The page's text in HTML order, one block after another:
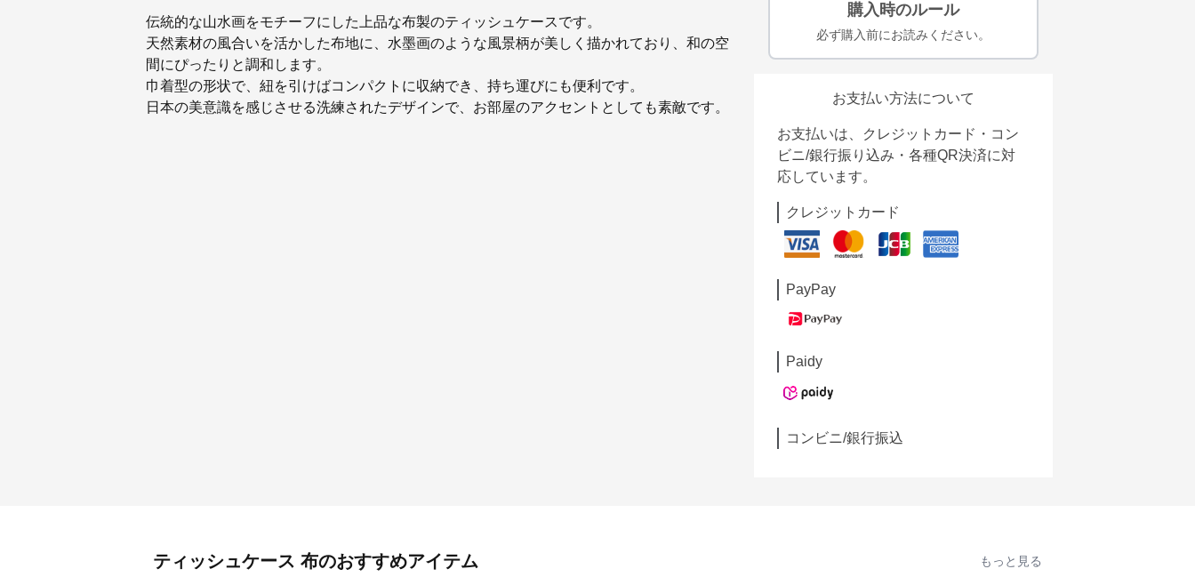
伝統的な山水画をモチーフにした上品な布製のティッシュケースです。
天然素材の風合いを活かした布地に、水墨画のような風景柄が美しく描かれており、和の空
間にぴったりと調和します。
巾着型の形状で、紐を引けばコンパクトに収納でき、持ち運びにも便利です。
日本の美意識を感じさせる洗練されたデザインで、お部屋のアクセントとしても素敵です。
購入時のルール
必ず購入前にお読みください。
お支払い方法について
お支払いは、クレジットカード・コン
ビニ/銀行振り込み・各種QR決済に対
応しています。
クレジットカード
PayPay
Paidy
コンビニ/銀行振込
ティッシュケース 布のおすすめアイテム もっと見る